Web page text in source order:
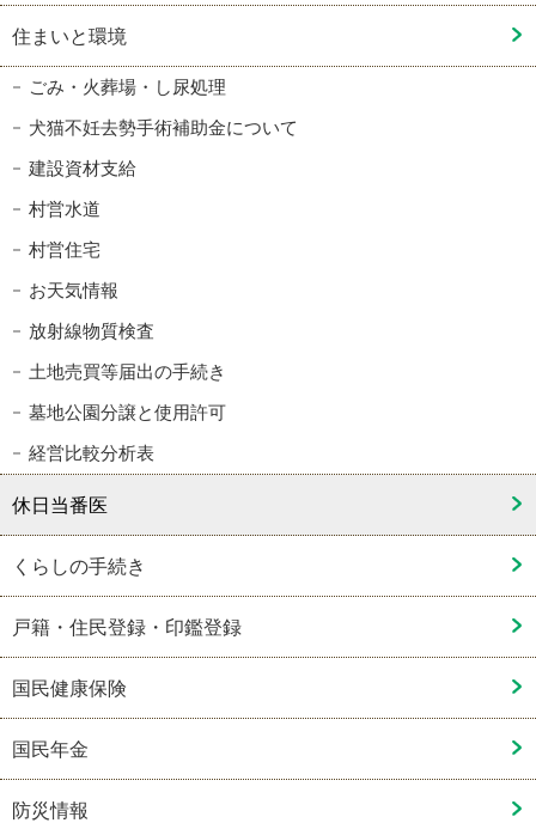
住まいと環境
ごみ・火葬場・し尿処理
犬猫不妊去勢手術補助金について
建設資材支給
村営水道
村営住宅
お天気情報
放射線物質検査
土地売買等届出の手続き
墓地公園分譲と使用許可
経営比較分析表
休日当番医
くらしの手続き
戸籍・住民登録・印鑑登録
国民健康保険
国民年金
防災情報